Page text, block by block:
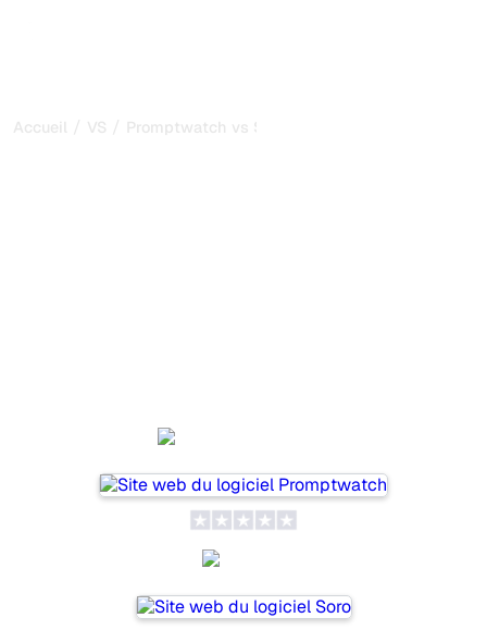
Accueil / VS / Promptwatch vs Soro